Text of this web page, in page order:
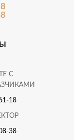
С
18
38